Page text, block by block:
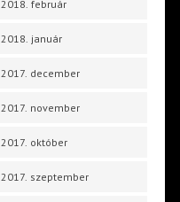
2018. február
2018. január
2017. december
2017. november
2017. október
2017. szeptember